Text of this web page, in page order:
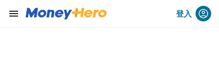
menu 登入